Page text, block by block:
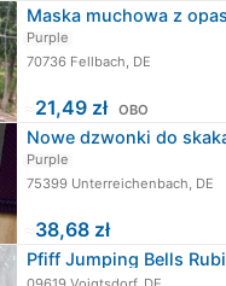
Purple
70736 Fellbach, DE
21,49 zł OBO
Purple
75399 Unterreichenbach, DE
38,68 zł
Pfiff Jumping Bells Rubi